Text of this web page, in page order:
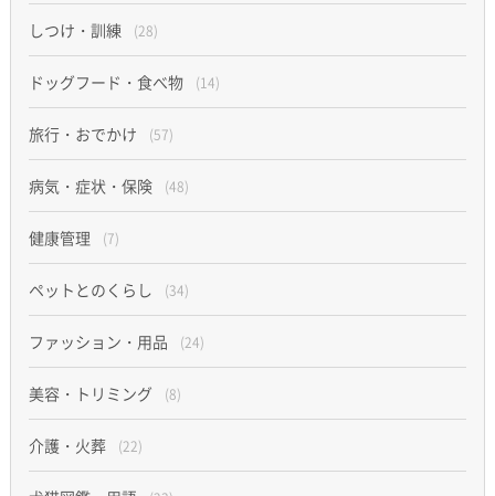
しつけ・訓練 (28)
ドッグフード・食べ物 (14)
旅行・おでかけ (57)
病気・症状・保険 (48)
健康管理 (7)
ペットとのくらし (34)
ファッション・用品 (24)
美容・トリミング (8)
介護・火葬 (22)